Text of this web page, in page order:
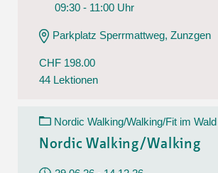
09:30 - 11:00 Uhr
Parkplatz Sperrmattweg, Zunzgen
CHF 198.00
44 Lektionen
Nordic Walking/Walking/Fit im
Nordic Walking/Walking